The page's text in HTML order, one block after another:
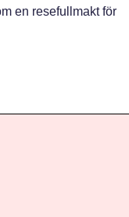
en resefullmakt för